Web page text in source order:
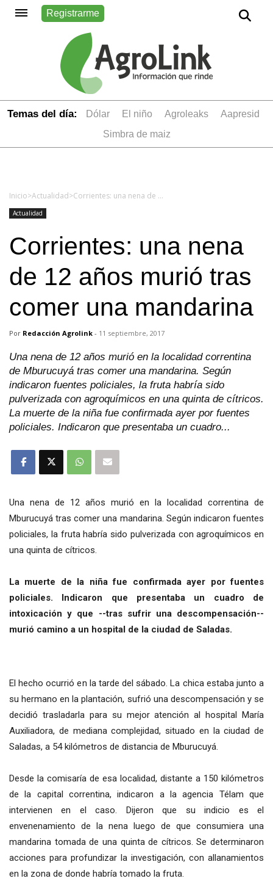
Registrarme
Temas del día: dólar el niño Agroleaks
aapresid
simbra de maiz
Inicio>Actualidad> Corrientes: una nena de 12 años murió tras comer una mandarina
Actualidad
Corrientes: una nena
de 12 años murió tras
comer una mandarina
Por Redacción Agrolink - 11 septiembre, 2017
Una nena de 12 años murió en la localidad correntina
de Mburucuyá tras comer una mandarina. Según
indicaron fuentes policiales, la fruta habría sido
pulverizada con agroquímicos en una quinta de cítricos.
La muerte de la niña fue confirmada ayer por fuentes
policiales. Indicaron que presentaba un cuadro...
Una nena de 12 años murió en la localidad correntina de
Mburucuyá tras comer una mandarina. Según indicaron fuentes
policiales, la fruta habría sido pulverizada con agroquímicos en
una quinta de cítricos.
La muerte de la niña fue confirmada ayer por fuentes
policiales. Indicaron que presentaba un cuadro de
intoxicación y que --tras sufrir una descompensación--
murió camino a un hospital de la ciudad de Saladas.
El hecho ocurrió en la tarde del sábado. La chica estaba junto a
su hermano en la plantación, sufrió una descompensación y se
decidió trasladarla para su mejor atención al hospital María
Auxiliadora, de mediana complejidad, situado en la ciudad de
Saladas, a 54 kilómetros de distancia de Mburucuyá.
Desde la comisaría de esa localidad, distante a 150 kilómetros
de la capital correntina, indicaron a la agencia Télam que
intervienen en el caso. Dijeron que su indicio es el
envenenamiento de la nena luego de que consumiera una
mandarina tomada de una quinta de cítricos. Se determinaron
acciones para profundizar la investigación, con allanamientos
en la zona de donde habría tomado la fruta.